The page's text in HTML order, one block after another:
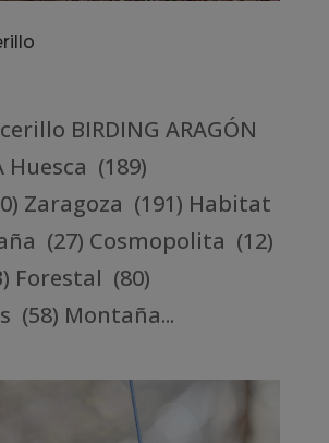
BIRDING ARAGÓN
Huesca (189)
Zaragoza (191) Habitat
(27) Cosmopolita (12)
Forestal (80)
(58) Montaña...